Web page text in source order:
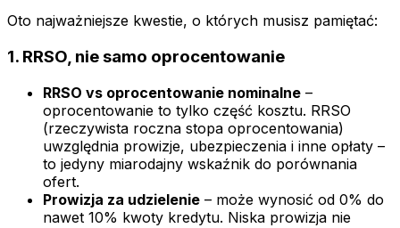
Oto najważniejsze kwestie, o których musisz pamiętać:
1. RRSO, nie samo oprocentowanie
RRSO vs oprocentowanie nominalne –
oprocentowanie to tylko część kosztu. RRSO
(rzeczywista roczna stopa oprocentowania)
uwzględnia prowizje, ubezpieczenia i inne opłaty –
to jedyny miarodajny wskaźnik do porównania
ofert.
Prowizja za udzielenie – może wynosić od 0% do
nawet 10% kwoty kredytu. Niska prowizja nie